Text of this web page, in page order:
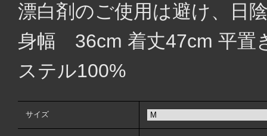
漂白剤のご使用は避け、日
身幅 36cm 着丈47cm 平
ステル100%
サイズ